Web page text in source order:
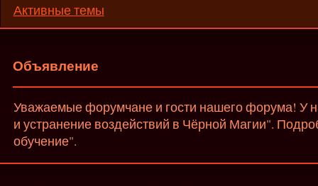
Активные темы
Объявление
Уважаемые форумчане и гости нашего форума! У
и устранение воздействий в Чёрной Магии".
обучение".